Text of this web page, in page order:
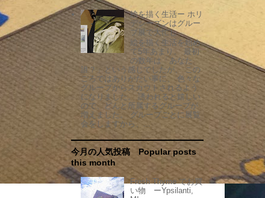
絵を描く生活ー ホリ
デシーズンはグルー
プ展で大忙し
絵を描く生活を始め
て5年あまり。 最初
の数年は「あなた
誰？」という感じでしたが、 この
ごろではありがたい事に、 色々な
グループからスカウトされるよう
になりました。 誘われると嬉しい
ので、どんと所属するグループが
増えました。 グループごとに展覧
会をしますから、...
今月の人気投稿 Popular posts
this month
Fresh Thyme でお買
い物 ーYpsilanti,